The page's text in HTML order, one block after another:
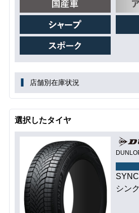
店舗別在庫状況
選択したタイヤ
シン